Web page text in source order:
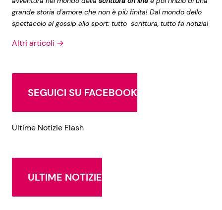
grande storia d'amore che non è più finita! Dal mondo dello
spettacolo al gossip allo sport: tutto scrittura, tutto fa notizia!
Altri articoli →
SEGUICI SU FACEBOOK
Ultime Notizie Flash
ULTIME NOTIZIE